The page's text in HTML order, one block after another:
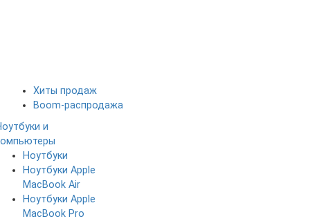
Хиты продаж
Boom-распродажа
и
Ноутбуки
Ноутбуки Apple
MacBook Air
Ноутбуки Apple
MacBook Pro